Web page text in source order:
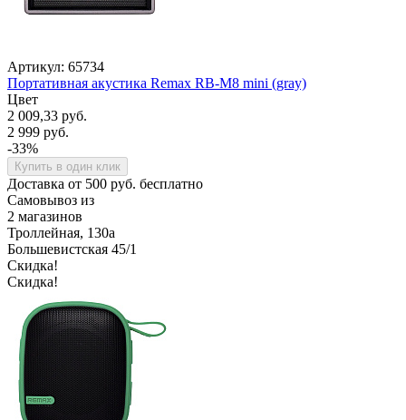
Артикул: 65734
Портативная акустика Remax RB-M8 mini (gray)
Цвет
2 009,33 руб.
2 999 руб.
-33%
Купить в один клик
Доставка от 500 руб. бесплатно
Самовывоз из
2 магазинов
Троллейная, 130а
Большевистская 45/1
Скидка!
Скидка!